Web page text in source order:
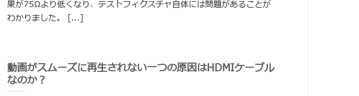
果が75Ωより低くなり、テストフィクスチャ自体には問題があることが
わかりました。 [...]
動画がスムーズに再生されない一つの原因はHDMIケーブル
なのか？